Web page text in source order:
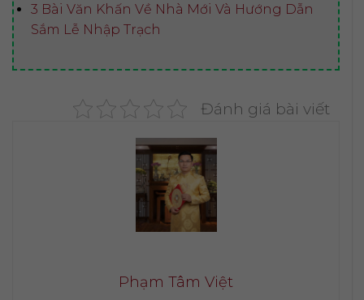
3 Bài Văn Khấn Về Nhà Mới Và Hướng Dẫn
Sắm Lễ Nhập Trạch
Đánh giá bài viết
Phạm Tâm Việt